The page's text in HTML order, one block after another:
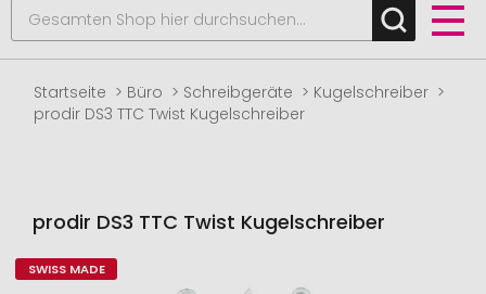
Startseite Büro Schreibgeräte
Kugelschreiber
prodir DS3 TTC Twist Kugelschreiber
prodir DS3 TTC Twist Kugelschreiber
Zum
SWISS MADE